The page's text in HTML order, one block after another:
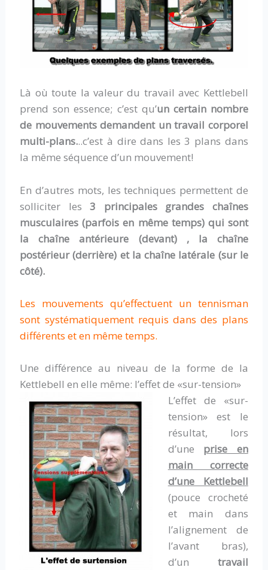
Là où toute la valeur du travail avec Kettlebell
prend son essence; c’est qu’un certain nombre
de mouvements demandent un travail corporel
multi-plans...c’est à dire dans les 3 plans dans
la même séquence d’un mouvement!
En d’autres mots, les techniques permettent de
solliciter les 3 principales grandes chaînes
musculaires (parfois en même temps) qui sont
la chaîne antérieure (devant) , la chaîne
postérieur (derrière) et la chaîne latérale (sur le
côté).
Les mouvements qu’effectuent un tennisman
sont systématiquement requis dans des plans
différents et en même temps.
Une différence au niveau de la forme de la
Kettlebell en elle même: l’effet de «sur-tension»
L’effet de «sur-
tension» est le
résultat, lors
d’une prise en
main correcte
d’une Kettlebell
(pouce crocheté
et main dans
l’alignement de
l’avant bras),
d’un travail